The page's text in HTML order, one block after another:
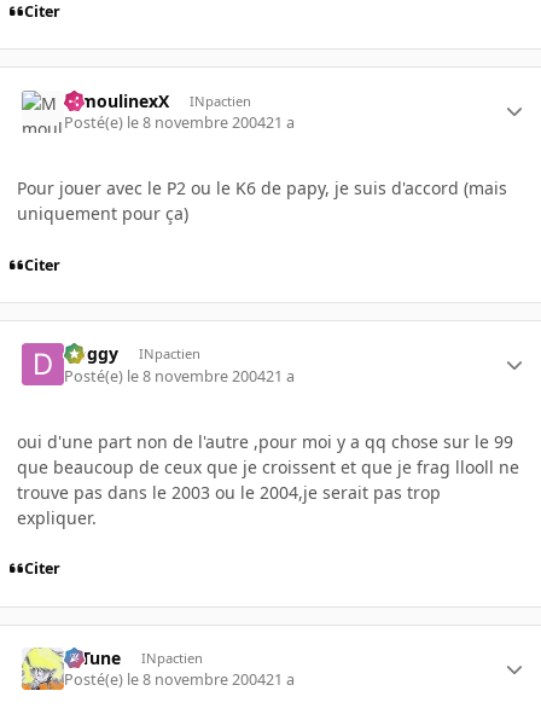
Citer
MmoulinexX INpactien
Posté(e) le 8 novembre 200421 a
Pour jouer avec le P2 ou le K6 de papy, je suis d'accord (mais
uniquement pour ça)
Citer
Doggy INpactien
Posté(e) le 8 novembre 200421 a
oui d'une part non de l'autre ,pour moi y a qq chose sur le 99
que beaucoup de ceux que je croissent et que je frag llooll ne
trouve pas dans le 2003 ou le 2004,je serait pas trop
expliquer.
Citer
D-Tune INpactien
Posté(e) le 8 novembre 200421 a